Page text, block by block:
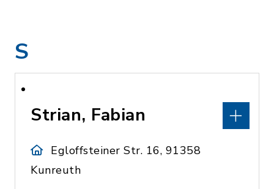
S
Strian, Fabian
Egloffsteiner Str. 16, 91358
Kunreuth